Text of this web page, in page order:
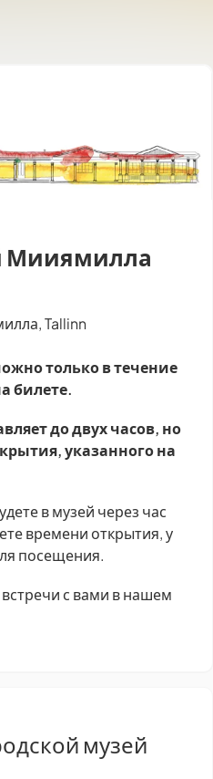
Мииямилла
Tallinn
только в течение
билете.
до двух часов, но
указанного на
в музей через час
времени открытия, у
посещения.
с вами в нашем
музей